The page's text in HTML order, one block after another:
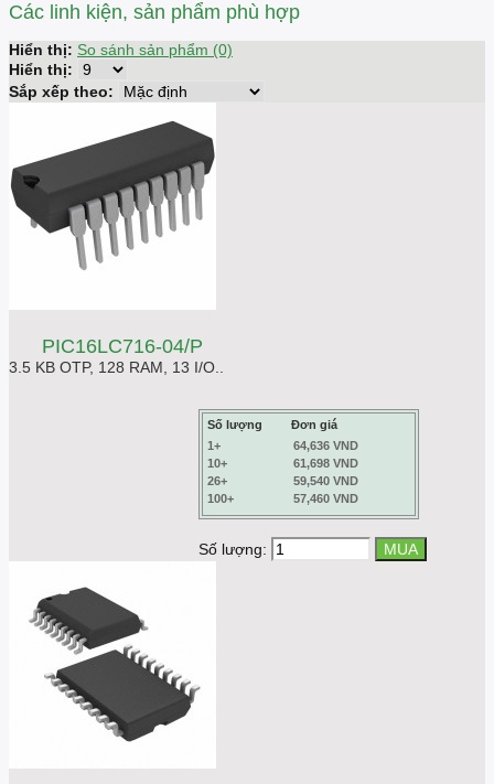
Các linh kiện, sản phẩm phù hợp
Hiển thị: So sánh sản phẩm (0)
Hiển thị:
Sắp xếp theo:
PIC16LC716-04/P
3.5 KB OTP, 128 RAM, 13 I/O..
Số lượng
Đơn giá
1+
64,636 VND
10+
61,698 VND
26+
59,540 VND
100+
57,460 VND
Số lượng: